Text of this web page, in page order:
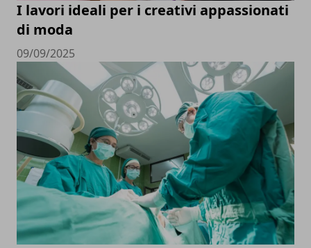
I lavori ideali per i creativi appassionati
di moda
09/09/2025